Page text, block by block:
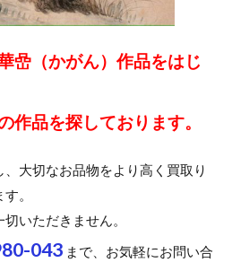
嵒（かがん）作品をはじ
作品を探しております。
大切なお品物をより高く買取り
。
いただきません。
043 まで、お気軽にお問い合